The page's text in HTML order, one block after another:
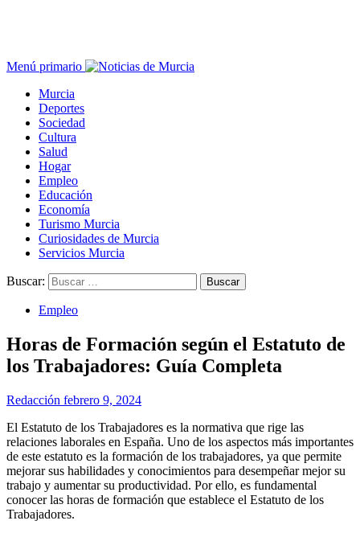
Menú primario
Murcia
Deportes
Sociedad
Cultura
Salud
Hogar
Empleo
Educación
Economía
Turismo Murcia
Curiosidades de Murcia
Servicios Murcia
Buscar:
Empleo
Horas de Formación según el Estatuto de
los Trabajadores: Guía Completa
Redacción febrero 9, 2024
El Estatuto de los Trabajadores es la normativa que rige las
relaciones laborales en España. Uno de los aspectos más importantes
de este estatuto es la formación de los trabajadores, ya que permite
mejorar sus habilidades y conocimientos para desempeñar mejor su
trabajo y aumentar su productividad. Por ello, es fundamental
conocer las horas de formación que establece el Estatuto de los
Trabajadores.